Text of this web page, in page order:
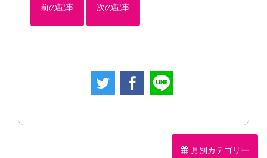
前の記事 次の記事
月別カテゴリー